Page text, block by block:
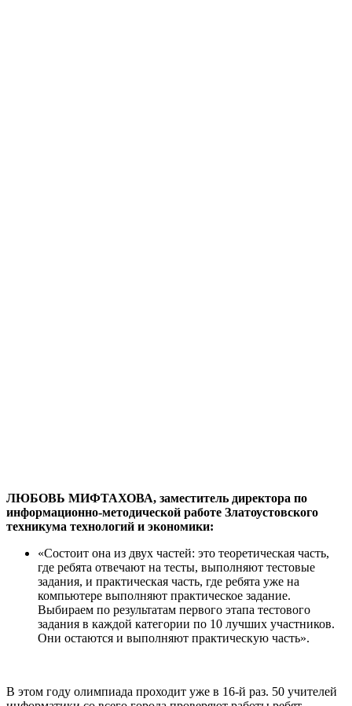
ЛЮБОВЬ МИФТАХОВА, заместитель директора по
информационно-методической работе Златоустовского
техникума технологий и экономики:
«Состоит она из двух частей: это теоретическая часть,
где ребята отвечают на тесты, выполняют тестовые
задания, и практическая часть, где ребята уже на
компьютере выполняют практическое задание.
Выбираем по результатам первого этапа тестового
задания в каждой категории по 10 лучших участников.
Они остаются и выполняют практическую часть».
В этом году олимпиада проходит уже в 16-й раз. 50 учителей